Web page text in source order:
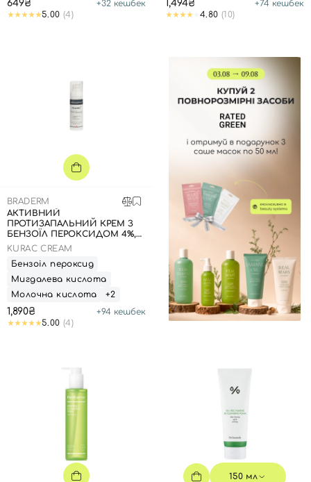
649₴ +32 кешбек
5.00 (4)
1,494₴ +74 кешбек
4.80 (10)
BRADERM
АКТИВНИЙ
ПРОТИЗАПАЛЬНИЙ КРЕМ З
БЕНЗОЇЛ ПЕРОКСИДОМ 4%,
30 МЛ
KURAC CREAM
Бензоіл пероксид
Мигдалева кислота
Молочна кислота
+2
1,890₴ +94 кешбек
5.00 (4)
150 мл
Номер телефону
Відправляючи форму для авторизації/реєстрації ви
Увійти за допомогою e-mail